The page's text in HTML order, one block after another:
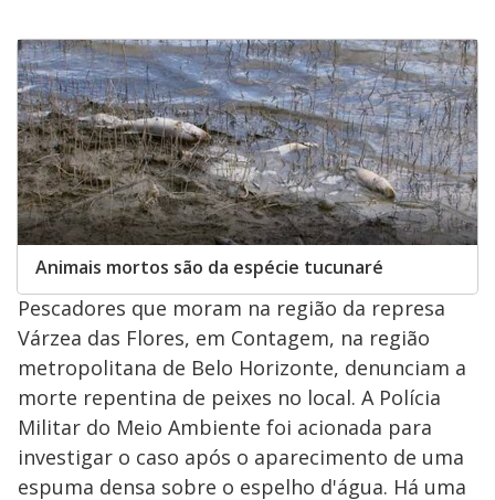
Animais mortos são da espécie tucunaré
Pescadores que moram na região da represa
Várzea das Flores, em Contagem, na região
metropolitana de Belo Horizonte, denunciam a
morte repentina de peixes no local. A Polícia
Militar do Meio Ambiente foi acionada para
investigar o caso após o aparecimento de uma
espuma densa sobre o espelho d'água. Há uma